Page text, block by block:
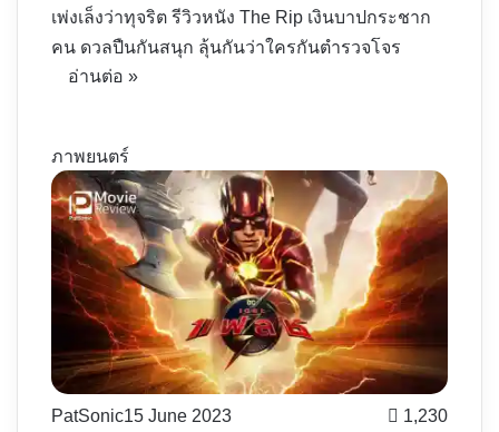
เพ่งเล็งว่าทุจริต รีวิวหนัง The Rip เงินบาปกระชาก
คน ดวลปืนกันสนุก ลุ้นกันว่าใครกันตำรวจโจร
อ่านต่อ »
ภาพยนตร์
PatSonic15 June 2023 1,230